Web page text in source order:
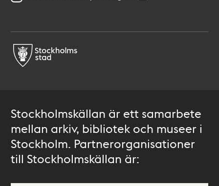
Stockholmskällan är ett samarbete
mellan arkiv, bibliotek och museer i
Stockholm. Partnerorganisationer
till Stockholmskällan är: